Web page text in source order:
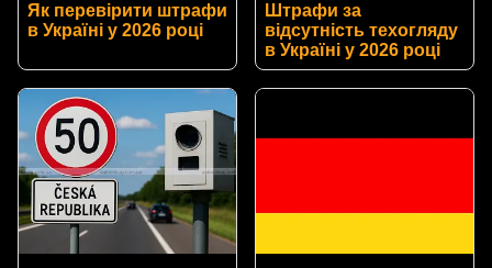
Як перевірити штрафи
в Україні у 2026 році
Штрафи за
відсутність техогляду
в Україні у 2026 році